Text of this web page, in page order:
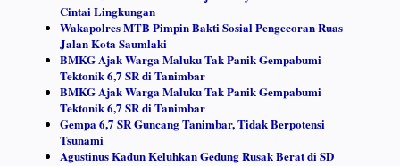
Cintai Lingkungan
Wakapolres MTB Pimpin Bakti Sosial Pengecoran Ruas
Jalan Kota Saumlaki
BMKG Ajak Warga Maluku Tak Panik Gempabumi
Tektonik 6,7 SR di Tanimbar
BMKG Ajak Warga Maluku Tak Panik Gempabumi
Tektonik 6,7 SR di Tanimbar
Gempa 6,7 SR Guncang Tanimbar, Tidak Berpotensi
Tsunami
Agustinus Kadun Keluhkan Gedung Rusak Berat di SD